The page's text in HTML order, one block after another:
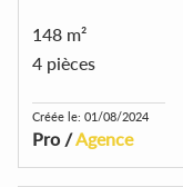
148 m²
4 pièces
Créée le: 01/08/2024
Pro /Agence